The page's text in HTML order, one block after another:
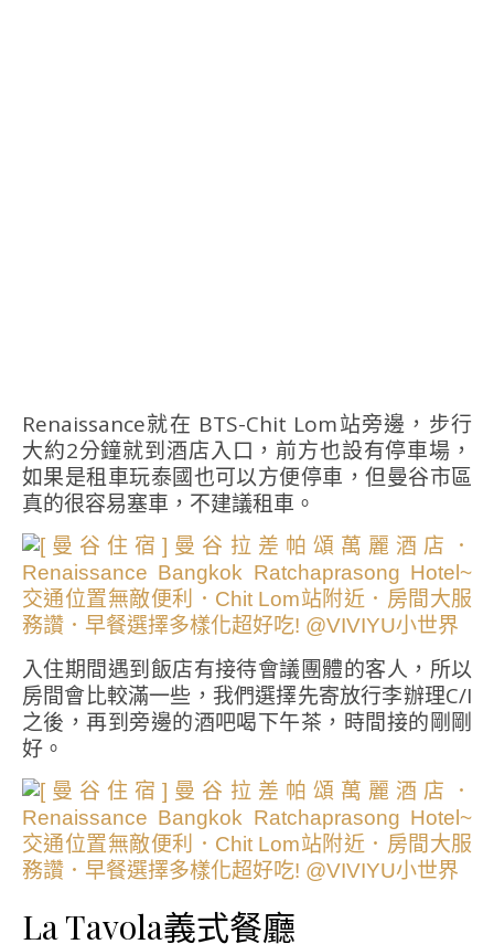
Renaissance就在 BTS-Chit Lom站旁邊，步行
大約2分鐘就到酒店入口，前方也設有停車場，
如果是租車玩泰國也可以方便停車，但曼谷市區
真的很容易塞車，不建議租車。
入住期間遇到飯店有接待會議團體的客人，所以
房間會比較滿一些，我們選擇先寄放行李辦理C/I
之後，再到旁邊的酒吧喝下午茶，時間接的剛剛
好。
La Tavola義式餐廳